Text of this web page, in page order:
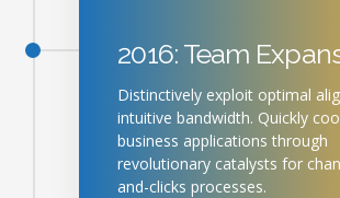
2016: Team
Distinctively exploit optimal
intuitive bandwidth. Quickly
business applications through
revolutionary catalysts for
and-clicks processes.